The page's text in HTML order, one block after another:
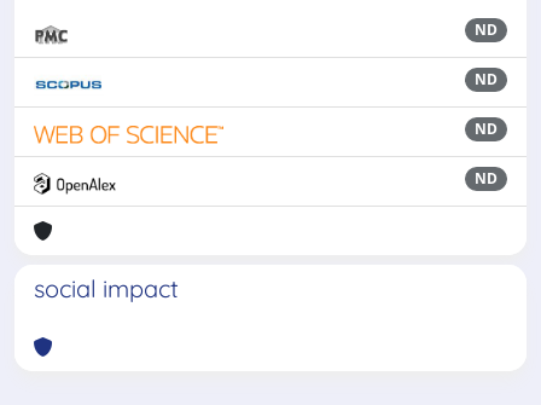
ND
ND
ND
ND
social impact